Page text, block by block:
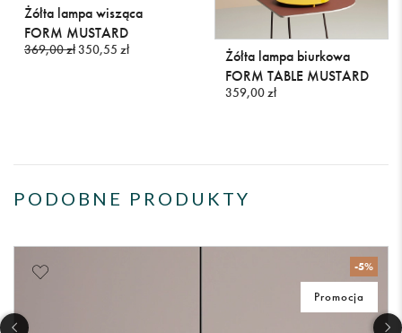
Żółta lampa wisząca
FORM MUSTARD
369,00 zł350,55 zł
Żółta lampa biurkowa
FORM TABLE MUSTARD
359,00 zł
PODOBNE PRODUKTY
-5%
Promocja